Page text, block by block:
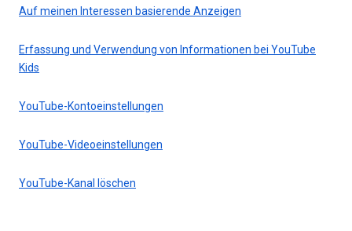
Auf meinen Interessen basierende Anzeigen
Erfassung und Verwendung von Informationen bei YouTube
Kids
YouTube-Kontoeinstellungen
YouTube-Videoeinstellungen
YouTube-Kanal löschen